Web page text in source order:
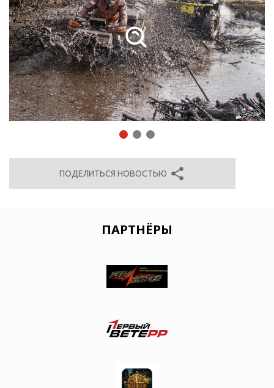
1 2
ПОДЕЛИТЬСЯ НОВОСТЬЮ
ПАРТНЁРЫ